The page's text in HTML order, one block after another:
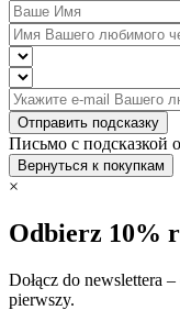
Отправить подсказку
Письмо с подсказкой
Вернуться к покупкам
×
Odbierz 10%
Dołącz do newslettera
pierwszy.